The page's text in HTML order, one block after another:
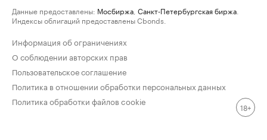
Данные предоставлены: Мосбиржа Санкт-Петербургская биржа
Индексы облигаций предоставлены Cbonds.
Информация об ограничениях
О соблюдении авторских прав
Пользовательское соглашение
Политика в отношении обработки персональных данных
Политика обработки файлов cookie
18+